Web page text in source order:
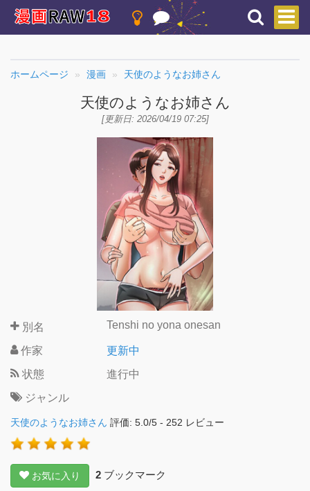
ホームページ 漫画 天使のようなお姉さん
天使のようなお姉さん
[更新日: 2026/04/19 07:25]
別名 Tenshi no yona onesan
作家
更新中
状態
進行中
ジャンル
天使のようなお姉さん 評価: 5.0/5 - 252 レビュー
お気に入り 2 ブックマーク